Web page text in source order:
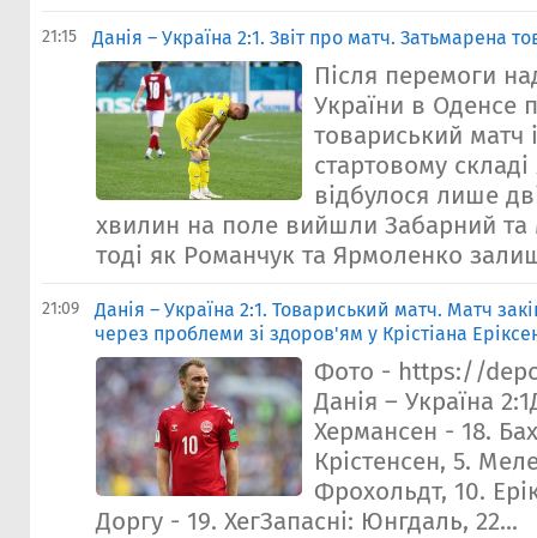
21:15 Данія – Україна 2:1. Звіт про матч. Затьмарена
Після перемоги
України в Оденсе
товариський матч
стартовому
відбулося лише
хвилин на поле вийшли Забарний
тоді як Романчук та Ярмоленко
21:09
Данія – Україна 2:1. Товариський матч. Матч
через проблеми зі здоров'ям у Крістіана
Фото - https://
Данія – Україна
Хермансен - 18.
Крістенсен, 5.
Фрохольдт, 10.
Доргу - 19. ХегЗапасні: Юнгдаль, 22...